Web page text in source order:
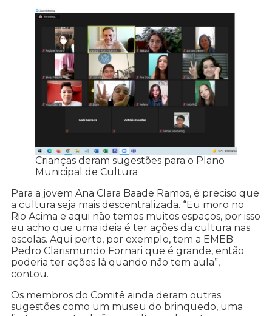
Crianças deram sugestões para o Plano
Municipal de Cultura
Para a jovem Ana Clara Baade Ramos, é preciso que
a cultura seja mais descentralizada. “Eu moro no
Rio Acima e aqui não temos muitos espaços, por isso
eu acho que uma ideia é ter ações da cultura nas
escolas. Aqui perto, por exemplo, tem a EMEB
Pedro Clarismundo Fornari que é grande, então
poderia ter ações lá quando não tem aula”,
contou.
Os membros do Comitê ainda deram outras
sugestões como um museu do brinquedo, uma